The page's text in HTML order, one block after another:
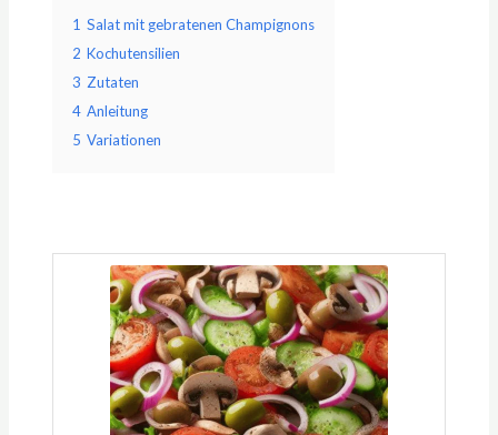
1 Salat mit gebratenen Champignons
2 Kochutensilien
3 Zutaten
4 Anleitung
5 Variationen